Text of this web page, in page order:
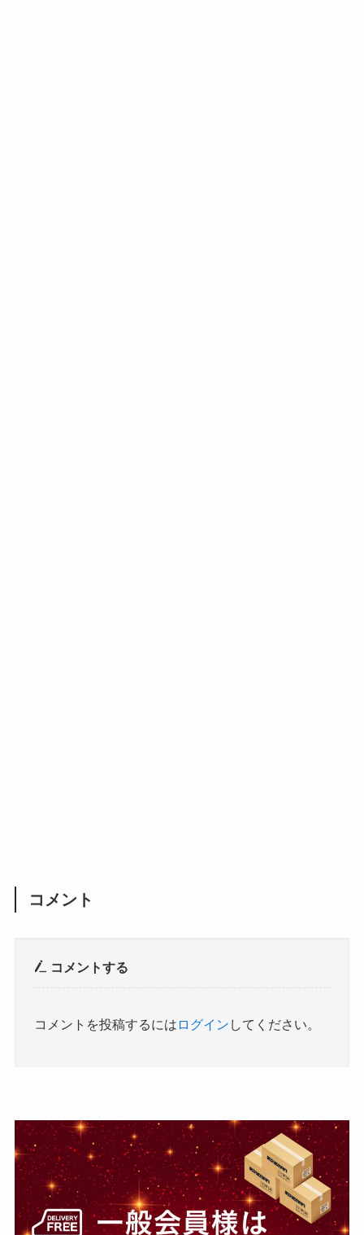
コメント
コメントする
コメントを投稿するには ログイン してください。